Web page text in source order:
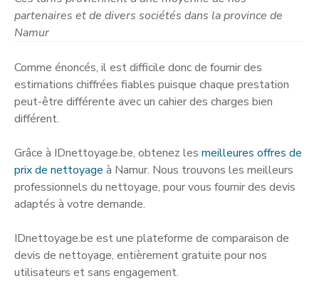
partenaires et de divers sociétés dans la province de
Namur
Comme énoncés, il est difficile donc de fournir des
estimations chiffrées fiables puisque chaque prestation
peut-être différente avec un cahier des charges bien
différent.
Grâce à IDnettoyage.be, obtenez les meilleures offres de
prix de nettoyage à Namur. Nous trouvons les meilleurs
professionnels du nettoyage, pour vous fournir des devis
adaptés à votre demande.
IDnettoyage.be est une plateforme de comparaison de
devis de nettoyage, entièrement gratuite pour nos
utilisateurs et sans engagement.